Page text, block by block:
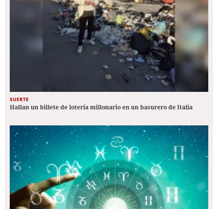
SUERTE
Hallan un billete de lotería millonario en un basurero de Italia